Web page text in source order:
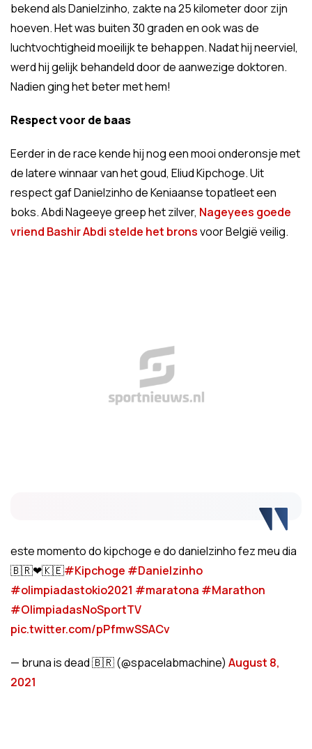
bekend als Danielzinho, zakte na 25 kilometer door zijn
hoeven. Het was buiten 30 graden en ook was de
luchtvochtigheid moeilijk te behappen. Nadat hij neerviel,
werd hij gelijk behandeld door de aanwezige doktoren.
Nadien ging het beter met hem!
Respect voor de baas
Eerder in de race kende hij nog een mooi onderonsje met
de latere winnaar van het goud, Eliud Kipchoge. Uit
respect gaf Danielzinho de Keniaanse topatleet een
boks. Abdi Nageeye greep het zilver, Nageyees goede
vriend Bashir Abdi stelde het bronsvoor België veilig.
este momento do kipchoge e do danielzinho fez meu dia
🇧🇷❤🇰🇪#Kipchoge #Danielzinho
#olimpiadastokio2021 #maratona #Marathon
#OlimpiadasNoSportTV
pic.twitter.com/pPfmwSSACv
— bruna is dead 🇧🇷 (@spacelabmachine) August 8,
2021